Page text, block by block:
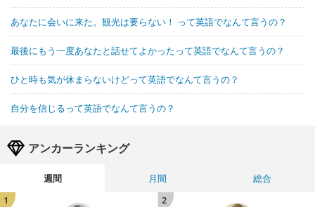
あなたに会いに来た。観光は要らない！ って英語でなんて言うの？
最後にもう一度あなたと話せてよかったって英語でなんて言うの？
ひと時も気が休まらないけどって英語でなんて言うの？
自分を信じるって英語でなんて言うの？
アンカーランキング
週間 月間
総合
1
2